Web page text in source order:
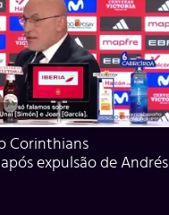
Corinthians
expulsão de Andrés